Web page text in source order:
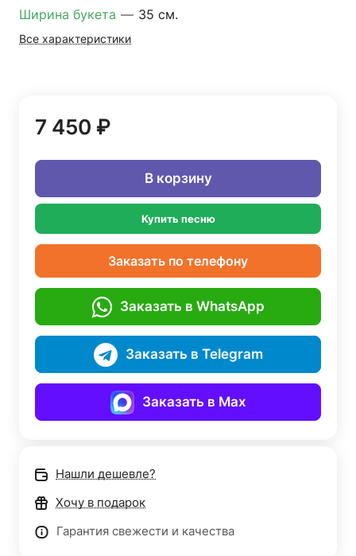
Ширина букета — 35 см.
Все характеристики
7 450 ₽
В корзину
Купить песню
Заказать по телефону
Заказать в WhatsApp
Заказать в Telegram
Заказать в Max
Нашли дешевле?
Хочу в подарок
Гарантия свежести и качества